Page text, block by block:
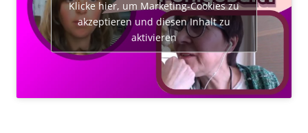
Klicke hier, um Marketing-Cookies zu
akzeptieren und diesen Inhalt zu
aktivieren